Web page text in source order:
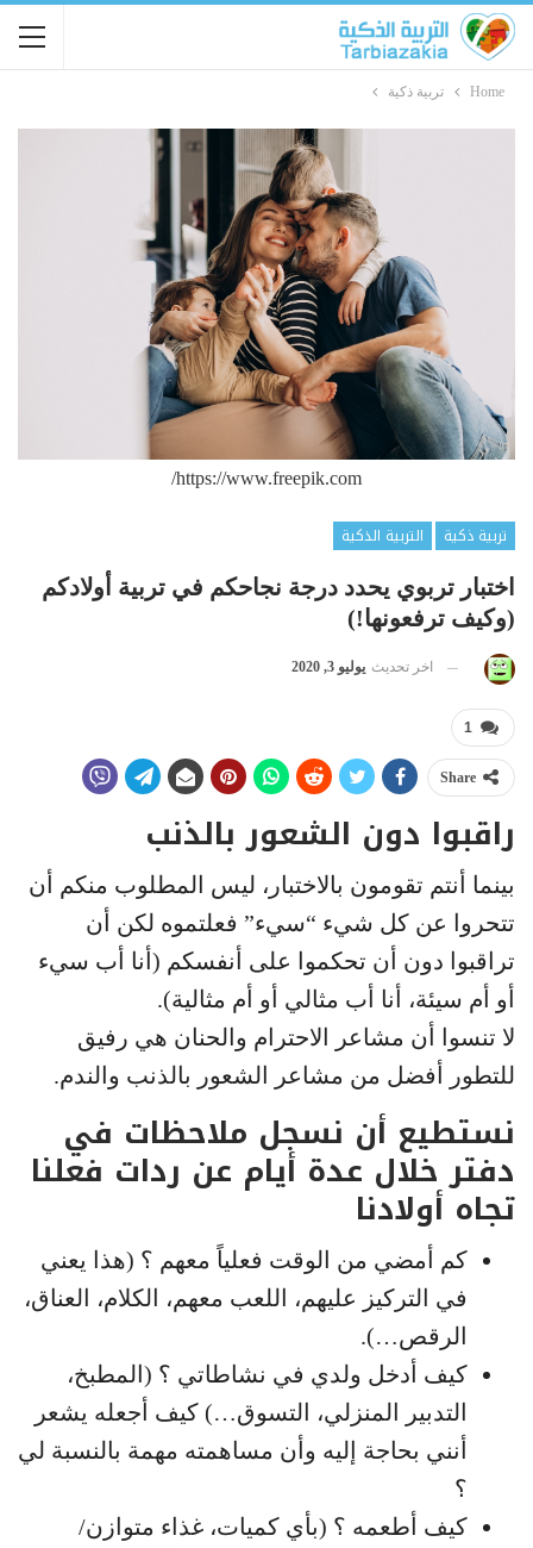
Home تربية ذكية
https://www.freepik.com/
تربية ذكية
التربية الذكية
اختبار تربوي يحدد درجة نجاحكم في تربية أولادكم
(وكيف ترفعونها!)
اخر تحديث يوليو 3, 2020
1
Share
راقبوا دون الشعور بالذنب
بينما أنتم تقومون بالاختبار، ليس المطلوب منكم أن
تتحروا عن كل شيء “سيء” فعلتموه لكن أن
تراقبوا دون أن تحكموا على أنفسكم (أنا أب سيء
أو أم سيئة، أنا أب مثالي أو أم مثالية).
لا تنسوا أن مشاعر الاحترام والحنان هي رفيق
للتطور أفضل من مشاعر الشعور بالذنب والندم.
نستطيع أن نسجل ملاحظات في
دفتر خلال عدة أيام عن ردات فعلنا
تجاه أولادنا
كم أمضي من الوقت فعلياً معهم ؟ (هذا يعني
في التركيز عليهم، اللعب معهم، الكلام، العناق،
الرقص…).
كيف أدخل ولدي في نشاطاتي ؟ (المطبخ،
التدبير المنزلي، التسوق…) كيف أجعله يشعر
أنني بحاجة إليه وأن مساهمته مهمة بالنسبة لي
؟
كيف أطعمه ؟ (بأي كميات، غذاء متوازن/